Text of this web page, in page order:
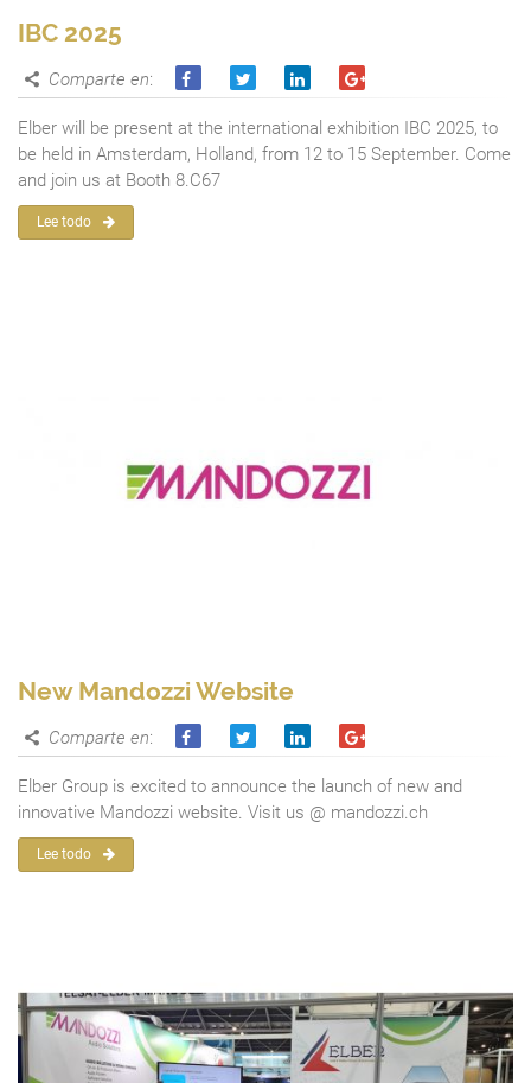
IBC 2025
Comparte en:
Elber will be present at the international exhibition IBC 2025, to
be held in Amsterdam, Holland, from 12 to 15 September. Come
and join us at Booth 8.C67
Lee todo
New Mandozzi Website
Comparte en:
Elber Group is excited to announce the launch of new and
innovative Mandozzi website. Visit us @ mandozzi.ch
Lee todo